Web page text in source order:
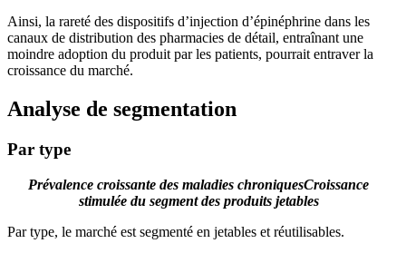
Ainsi, la rareté des dispositifs d’injection d’épinéphrine dans les
canaux de distribution des pharmacies de détail, entraînant une
moindre adoption du produit par les patients, pourrait entraver la
croissance du marché.
Analyse de segmentation
Par type
Prévalence croissante des maladies chroniquesCroissance
stimulée du segment des produits jetables
Par type, le marché est segmenté en jetables et réutilisables.